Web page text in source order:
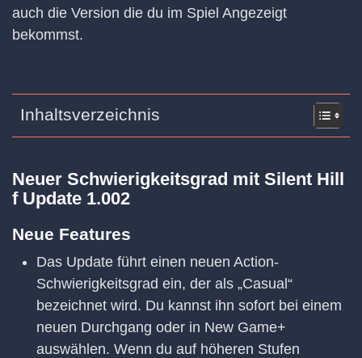
auch die Version die du im Spiel Angezeigt
bekommst.
Inhaltsverzeichnis
Neuer Schwierigkeitsgrad mit Silent Hill
f Update 1.002
Neue Features
Das Update führt einen neuen Action-
Schwierigkeitsgrad ein, der als „Casual“
bezeichnet wird. Du kannst ihn sofort bei einem
neuen Durchgang oder in New Game+
auswählen. Wenn du auf höheren Stufen